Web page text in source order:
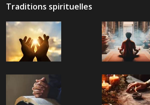
Traditions spirituelles